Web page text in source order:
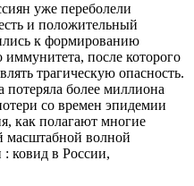
уже переболели
и положительный
к формированию
после которого
трагическую опасность.
более миллиона
со времен эпидемии
как полагают многие
масштабной волной
: ковид в России,